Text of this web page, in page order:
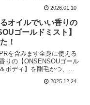
（ネオ）と前モデルのプラ
違うのかしら？と思っ
較...
2026.01.10
オイルでいい香りの
ゴールドミスト】
！
を含みます全身に使える
りの【ONSENSOUゴール
ボディ】を剛毛かつ、く
て毎日のヘアケアが楽し
2025.12.24